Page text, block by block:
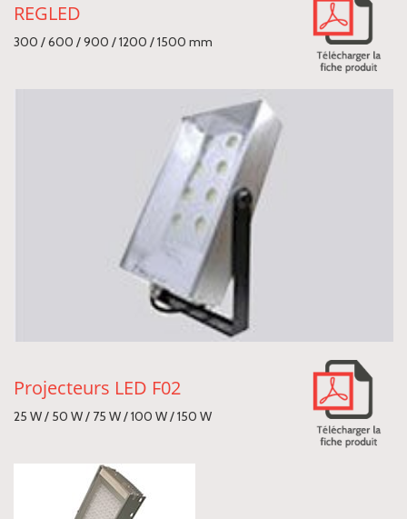
REGLED
300 / 600 / 900 / 1200 / 1500 mm
Projecteurs LED F02
25 W / 50 W / 75 W / 100 W / 150 W